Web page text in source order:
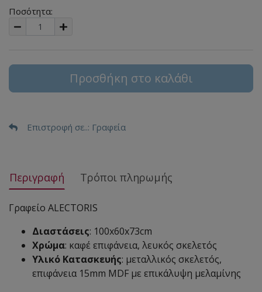
Ποσότητα:
Προσθήκη στο καλάθι
Επιστροφή σε..: Γραφεία
Περιγραφή Τρόποι πληρωμής
Γραφείο ALECTORIS
Διαστάσεις: 100x60x73cm
Χρώμα: καφέ επιφάνεια, λευκός σκελετός
Υλικό Κατασκευής: μεταλλικός σκελετός,
επιφάνεια 15mm MDF με επικάλυψη μελαμίνης